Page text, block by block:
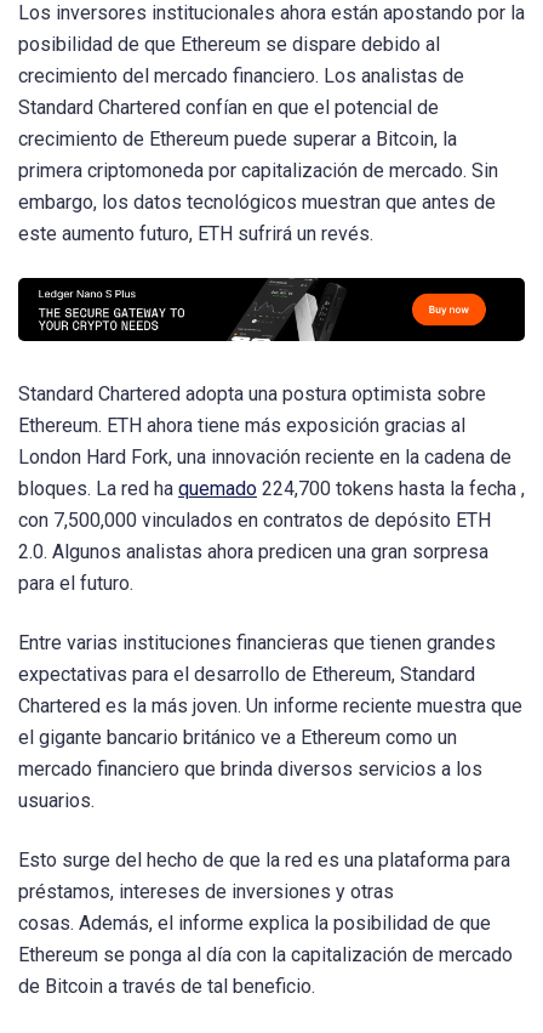
Los inversores institucionales ahora están apostando por la
posibilidad de que Ethereum se dispare debido al
crecimiento del mercado financiero. Los analistas de
Standard Chartered confían en que el potencial de
crecimiento de Ethereum puede superar a Bitcoin, la
primera criptomoneda por capitalización de mercado. Sin
embargo, los datos tecnológicos muestran que antes de
este aumento futuro, ETH sufrirá un revés.
Standard Chartered adopta una postura optimista sobre
Ethereum. ETH ahora tiene más exposición gracias al
London Hard Fork, una innovación reciente en la cadena de
bloques. La red ha quemado 224,700 tokens hasta la fecha ,
con 7,500,000 vinculados en contratos de depósito ETH
2.0. Algunos analistas ahora predicen una gran sorpresa
para el futuro.
Entre varias instituciones financieras que tienen grandes
expectativas para el desarrollo de Ethereum, Standard
Chartered es la más joven. Un informe reciente muestra que
el gigante bancario británico ve a Ethereum como un
mercado financiero que brinda diversos servicios a los
usuarios.
Esto surge del hecho de que la red es una plataforma para
préstamos, intereses de inversiones y otras
cosas. Además, el informe explica la posibilidad de que
Ethereum se ponga al día con la capitalización de mercado
de Bitcoin a través de tal beneficio.